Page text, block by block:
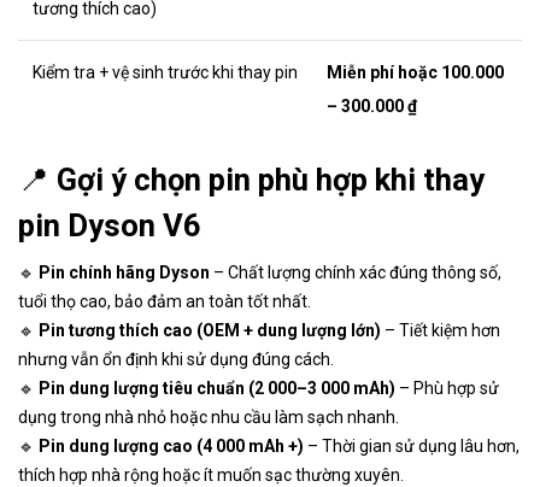
tương thích cao)
Kiểm tra + vệ sinh trước khi thay pin
Miễn phí hoặc 100.000
– 300.000 ₫
📍 Gợi ý chọn pin phù hợp khi thay
pin Dyson V6
🔹 Pin chính hãng Dyson – Chất lượng chính xác đúng thông số,
tuổi thọ cao, bảo đảm an toàn tốt nhất.
🔹 Pin tương thích cao (OEM + dung lượng lớn) – Tiết kiệm hơn
nhưng vẫn ổn định khi sử dụng đúng cách.
🔹 Pin dung lượng tiêu chuẩn (2 000–3 000 mAh) – Phù hợp sử
dụng trong nhà nhỏ hoặc nhu cầu làm sạch nhanh.
🔹 Pin dung lượng cao (4 000 mAh +) – Thời gian sử dụng lâu hơn,
thích hợp nhà rộng hoặc ít muốn sạc thường xuyên.